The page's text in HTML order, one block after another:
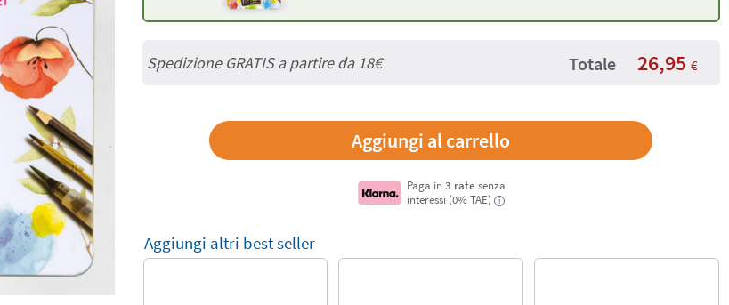
Spedizione GRATIS a partire da18€ Totale 26,95 €
Paga in 3 rate senza
interessi (0% TAE)
i
Aggiungi altri best seller